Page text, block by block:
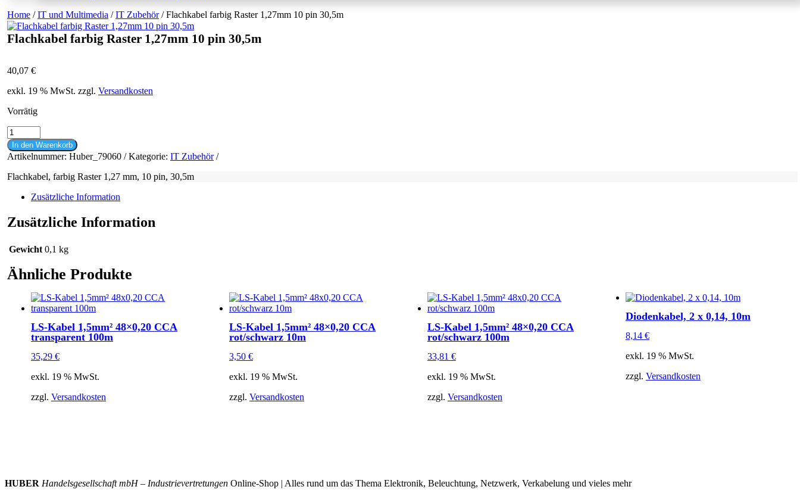
Home /IT und Multimedia /IT Zubehör/ Flachkabel farbig Raster 1,27mm 10 pin 30,5m
Flachkabel farbig Raster 1,27mm 10 pin 30,5m
40,07 €
exkl. 19 % MwSt. zzgl. Versandkosten
Vorrätig
Flachkabel
farbig
Raster
1,27mm
10
30,5m
In den Warenkorb
Artikelnummer: Huber_79060 Kategorie: IT Zubehör
Flachkabel, farbig Raster 1,27 mm, 10 pin, 30,5m
Zusätzliche Information
Zusätzliche Information
Gewicht 0,1 kg
Ähnliche Produkte
LS-Kabel 1,5mm² 48×0,20 CCA
transparent 100m
35,29 €
exkl. 19 % MwSt.
zzgl. Versandkosten
LS-Kabel 1,5mm² 48×0,20 CCA
rot/schwarz 10m
3,50 €
exkl. 19 % MwSt.
zzgl. Versandkosten
LS-Kabel 1,5mm² 48×0,20 CCA
rot/schwarz 100m
33,81 €
exkl. 19 % MwSt.
zzgl. Versandkosten
Diodenkabel, 2 x 0,14, 10m
8,14 €
exkl. 19 % MwSt.
zzgl. Versandkosten
HUBER Handelsgesellschaft mbH – Industrievertretungen Online-Shop | Alles rund um das Thema Elektronik, Beleuchtung, Netzwerk, Verkabelung und vieles mehr